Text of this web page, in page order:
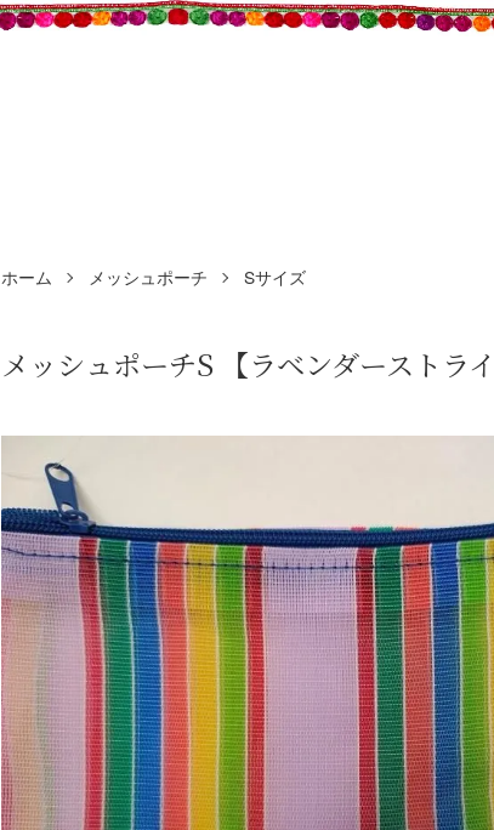
ホーム メッシュポーチ Sサイズ
メッシュポーチS 【ラベンダーストライ